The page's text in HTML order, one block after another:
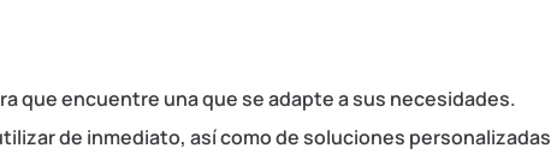
que encuentre una que se adapte a sus necesidades.
de inmediato, así como de soluciones personalizadas